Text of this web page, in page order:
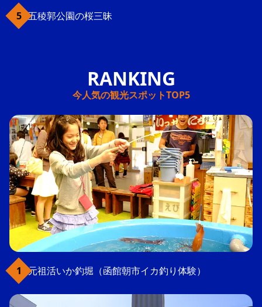
五稜郭公園の桜三昧
今人気の観光スポットTOP5
元祖活いか釣堀（函館朝市イカ釣り体験）